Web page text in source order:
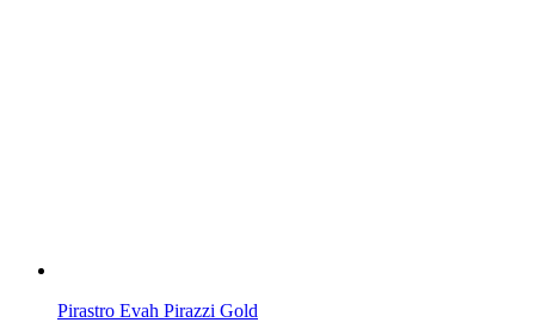
Pirastro Evah Pirazzi Gold